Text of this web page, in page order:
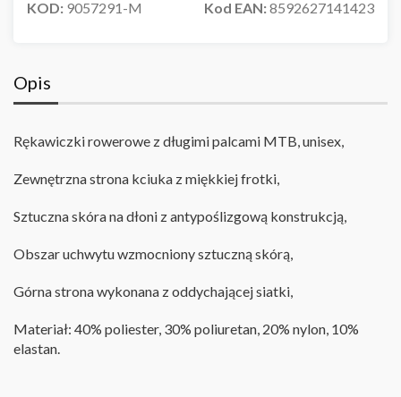
KOD: 9057291-M Kod EAN:8592627141423
Opis
Rękawiczki rowerowe z długimi palcami MTB, unisex,
Zewnętrzna strona kciuka z miękkiej frotki,
Sztuczna skóra na dłoni z antypoślizgową konstrukcją,
Obszar uchwytu wzmocniony sztuczną skórą,
Górna strona wykonana z oddychającej siatki,
Materiał: 40% poliester, 30% poliuretan, 20% nylon, 10%
elastan.